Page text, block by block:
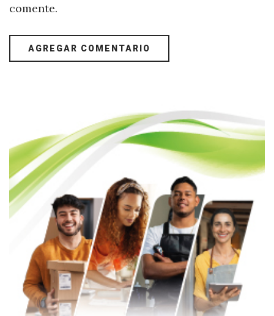
comente.